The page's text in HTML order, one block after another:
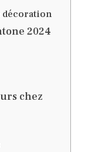
décoration
2024
chez